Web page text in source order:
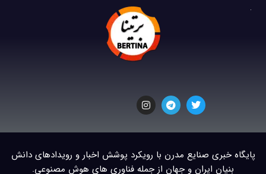
پایگاه خبری صنایع مدرن با رویکرد پوشش اخبار و رویدادهای دانش
بنیان ایران و جهان از جمله فناوری های هوش مصنوعی.